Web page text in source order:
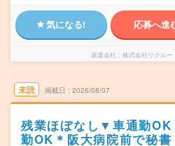
気になる! 応募へ進
派遣会社 株式会社リクル
未読 掲載日 2026/08/07
残業ほぼなし▼車通勤OK
勤OK＊阪大病院前で秘書